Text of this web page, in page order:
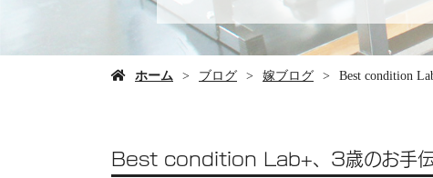
ホーム ブログ 嫁ブログ Best condition
Best condition Lab+、3歳のお手